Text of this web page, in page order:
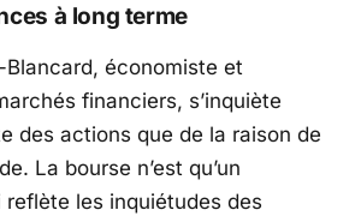
à long terme
Blancard, économiste et
financiers, s’inquiète
des actions que de la raison de
La bourse n’est qu’un
les inquiétudes des